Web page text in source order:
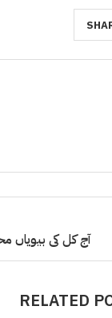
آج کل کی بیویاں
RELATED